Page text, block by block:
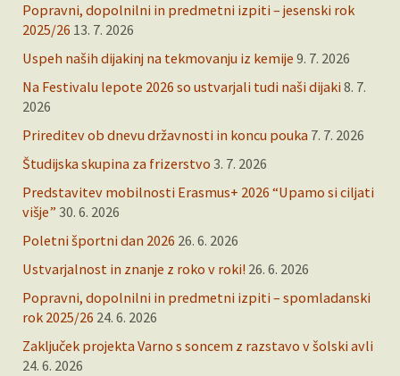
Popravni, dopolnilni in predmetni izpiti – jesenski rok
2025/26 13. 7. 2026
Uspeh naših dijakinj na tekmovanju iz kemije 9. 7. 2026
Na Festivalu lepote 2026 so ustvarjali tudi naši dijaki 8. 7.
2026
Prireditev ob dnevu državnosti in koncu pouka 7. 7. 2026
Študijska skupina za frizerstvo 3. 7. 2026
Predstavitev mobilnosti Erasmus+ 2026 “Upamo si ciljati
višje” 30. 6. 2026
Poletni športni dan 2026 26. 6. 2026
Ustvarjalnost in znanje z roko v roki! 26. 6. 2026
Popravni, dopolnilni in predmetni izpiti – spomladanski
rok 2025/26 24. 6. 2026
Zaključek projekta Varno s soncem z razstavo v šolski avli
24. 6. 2026